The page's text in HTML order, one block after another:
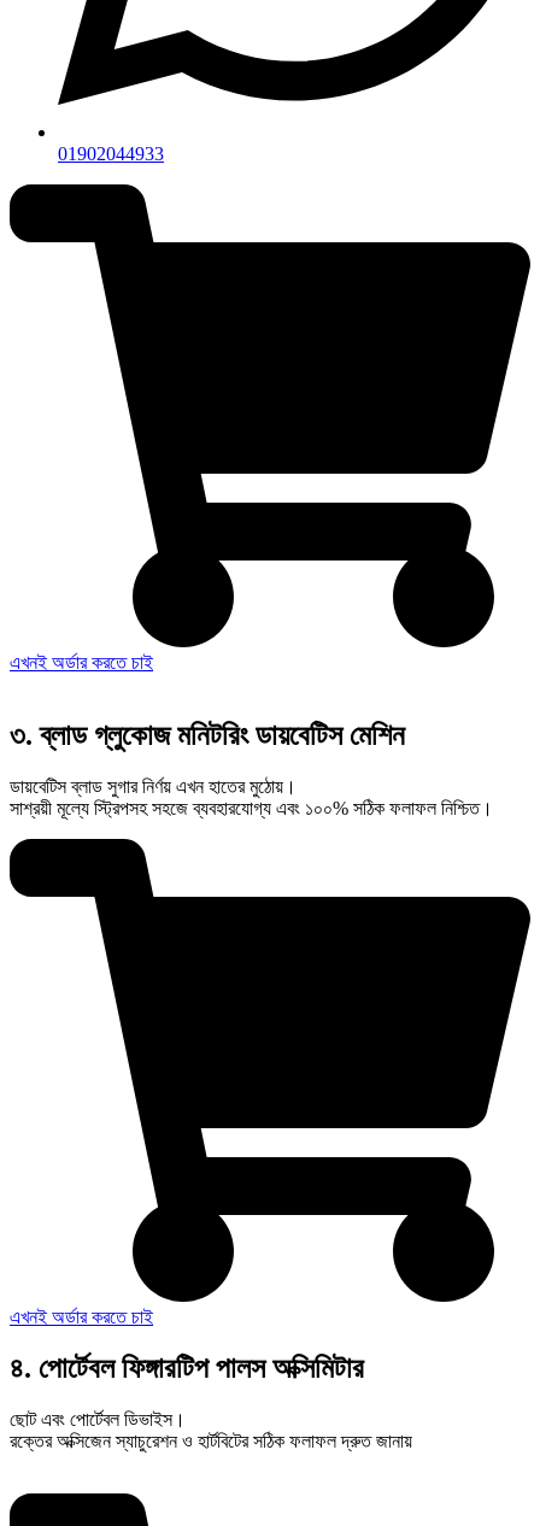
01902044933
এখনই অর্ডার করতে চাই
৩. ব্লাড গ্লুকোজ মনিটরিং ডায়বেটিস মেশিন
ডায়বেটিস ব্লাড সুগার নির্ণয় এখন হাতের মুঠোয়।
সাশ্রয়ী মূল্যে স্ট্রিপসহ সহজে ব্যবহারযোগ্য এবং ১০০% সঠিক ফলাফল নিশ্চিত।
এখনই অর্ডার করতে চাই
৪. পোর্টেবল ফিঙ্গারটিপ পালস অক্সিমিটার
ছোট এবং পোর্টেবল ডিভাইস।
রক্তের অক্সিজেন স্যাচুরেশন ও হার্টবিটের সঠিক ফলাফল দ্রুত জানায়